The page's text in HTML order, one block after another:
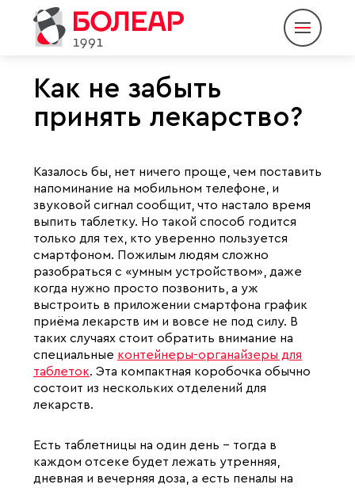
О компании
Продукция
Партнеры
Пресс-центр
Контакты
Eng| Rus
Как не забыть
принять лекарство?
Казалось бы, нет ничего проще, чем поставить
напоминание на мобильном телефоне, и
звуковой сигнал сообщит, что настало время
выпить таблетку. Но такой способ годится
только для тех, кто уверенно пользуется
смартфоном. Пожилым людям сложно
разобраться с «умным устройством», даже
когда нужно просто позвонить, а уж
выстроить в приложении смартфона график
приёма лекарств им и вовсе не под силу. В
таких случаях стоит обратить внимание на
специальные контейнеры-органайзеры для
таблеток. Эта компактная коробочка обычно
состоит из нескольких отделений для
лекарств.
Есть таблетницы на один день - тогда в
каждом отсеке будет лежать утренняя,
дневная и вечерняя доза, а есть пеналы на